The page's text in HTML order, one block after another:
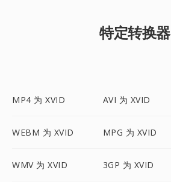
特定转换器
MP4 为 XVID AVI 为 XVID
WEBM 为 XVID MPG 为 XVID
WMV 为 XVID 3GP 为 XVID